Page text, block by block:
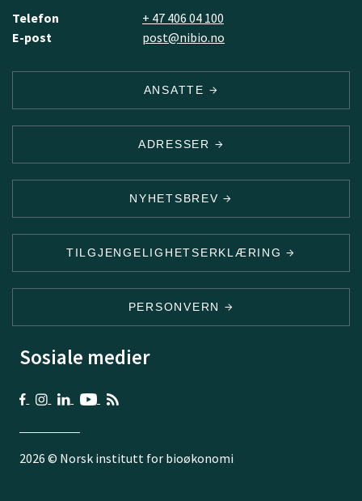
Telefon
+ 47 406 04 100
E-post
post@nibio.no
ANSATTE
ADRESSER
NYHETSBREV
TILGJENGELIGHETSERKLÆRING
PERSONVERN
Sosiale medier
2026 © Norsk institutt for bioøkonomi